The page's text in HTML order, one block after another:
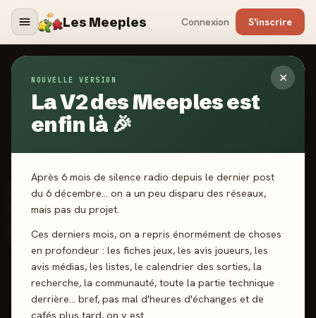
Les Meeples Connexion S'inscrire
✕
NOUVELLE VERSION
La V2 des Meeples est
enfin là 🎉
Après 6 mois de silence radio depuis le dernier post
du 6 décembre… on a un peu disparu des réseaux,
mais pas du projet.
Ces derniers mois, on a repris énormément de choses
en profondeur : les fiches jeux, les avis joueurs, les
avis médias, les listes, le calendrier des sorties, la
recherche, la communauté, toute la partie technique
derrière… bref, pas mal d'heures d'échanges et de
cafés plus tard, on y est.
Jeux/Mini Rogue - Saison 2 : Le Conseil - Au-delà
du Portail (Extension)
Mini Rogue - Saison 2 : Le
Conseil - Au-delà du
Portail (Extension)
1-2 joueurs 14 ans+ 20 min
Gestion de ressources
Dungeon Crawler